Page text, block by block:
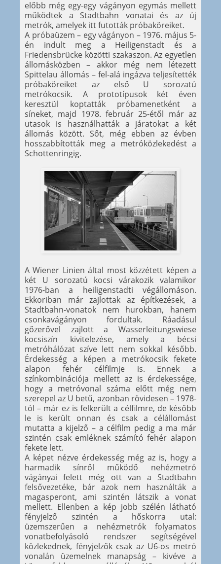
előbb még egy-egy vágányon egymás mellett
működtek a Stadtbahn vonatai és az új
metrók, amelyek itt futották próbaköreiket.
A próbaüzem – egy vágányon – 1976. május 5-
én indult meg a Heiligenstadt és a
Friedensbrücke közötti szakaszon. Az egyetlen
állomásközben – akkor még nem létezett
Spittelau állomás – fel-alá ingázva teljesítették
próbaköreiket az első U sorozatú
metrókocsik. A prototípusok két éven
keresztül koptatták próbamenetként a
síneket, majd 1978. február 25-étől már az
utasok is használhatták a járatokat a két
állomás között. Sőt, még ebben az évben
hosszabbították meg a metróközlekedést a
Schottenringig.
A Wiener Linien által most közzétett képen a
két U sorozatú kocsi várakozik valamikor
1976-ban a heiligenstadti végállomáson.
Ekkoriban már zajlottak az építkezések, a
Stadtbahn-vonatok nem hurokban, hanem
csonkavágányon fordultak. Ráadásul
gőzerővel zajlott a Wasserleitungswiese
kocsiszín kivitelezése, amely a bécsi
metróhálózat szíve lett nem sokkal később.
Érdekesség a képen a metrókocsik fekete
alapon fehér célfilmje is. Ennek a
színkombinációja mellett az is érdekessége,
hogy a metróvonal száma előtt még nem
szerepel az U betű, azonban rövidesen – 1978-
tól – már ez is felkerült a célfilmre, de később
le is került onnan és csak a célállomást
mutatta a kijelző – a célfilm pedig a ma már
szintén csak emléknek számító fehér alapon
fekete lett.
A képet nézve érdekesség még az is, hogy a
harmadik sínről működő nehézmetró
vágányai felett még ott van a Stadtbahn
felsővezetéke, bár azok nem használták a
magasperont, ami szintén látszik a vonat
mellett. Ellenben a kép jobb szélén látható
fényjelző szintén a hőskorra utal:
üzemszerűen a nehézmetrók folyamatos
vonatbefolyásoló rendszer segítségével
közlekednek, fényjelzők csak az U6-os metró
vonalán üzemelnek manapság – kivéve a